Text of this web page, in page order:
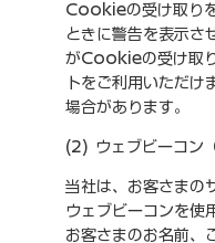
Cookieの受け取り
ときに警告を表示さ
がCookieの受け取
トをご利用いただけ
場合があります。
(2) ウェブビーコ
当社は、お客さまの
ウェブビーコンを使
お客さまのお名前、